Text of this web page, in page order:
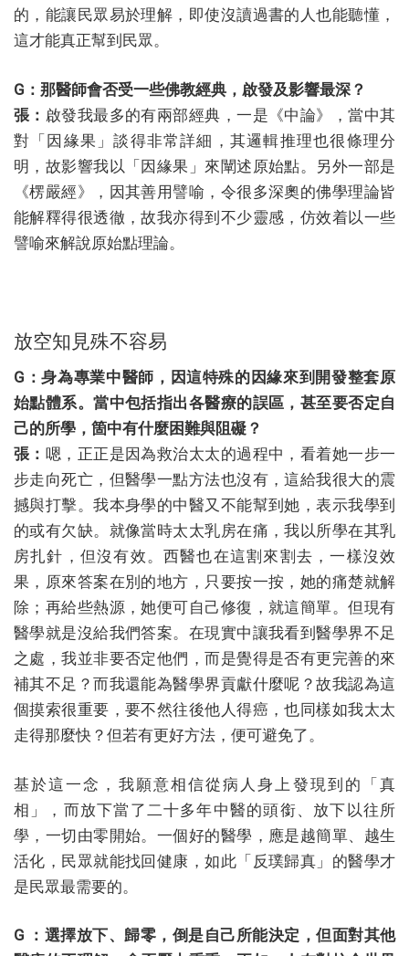
的，能讓民眾易於理解，即使沒讀過書的人也能聽懂，
這才能真正幫到民眾。
G：那醫師會否受一些佛教經典，啟發及影響最深？
張： 啟發我最多的有兩部經典，一是《中論》，當中其
對「因緣果」談得非常詳細，其邏輯推理也很條理分
明，故影響我以「因緣果」來闡述原始點。另外一部是
《楞嚴經》，因其善用譬喻，令很多深奧的佛學理論皆
能解釋得很透徹，故我亦得到不少靈感，仿效着以一些
譬喻來解說原始點理論。
放空知見殊不容易
G：身為專業中醫師，因這特殊的因緣來到開發整套原
始點體系。當中包括指出各醫療的誤區，甚至要否定自
己的所學，箇中有什麼困難與阻礙？
張： 嗯，正正是因為救治太太的過程中，看着她一步一
步走向死亡，但醫學一點方法也沒有，這給我很大的震
撼與打擊。我本身學的中醫又不能幫到她，表示我學到
的或有欠缺。就像當時太太乳房在痛，我以所學在其乳
房扎針，但沒有效。西醫也在這割來割去，一樣沒效
果，原來答案在別的地方，只要按一按，她的痛楚就解
除；再給些熱源，她便可自己修復，就這簡單。但現有
醫學就是沒給我們答案。在現實中讓我看到醫學界不足
之處，我並非要否定他們，而是覺得是否有更完善的來
補其不足？而我還能為醫學界貢獻什麼呢？故我認為這
個摸索很重要，要不然往後他人得癌，也同樣如我太太
走得那麼快？但若有更好方法，便可避免了。
基於這一念，我願意相信從病人身上發現到的「真
相」，而放下當了二十多年中醫的頭銜、放下以往所
學，一切由零開始。一個好的醫學，應是越簡單、越生
活化，民眾就能找回健康，如此「反璞歸真」的醫學才
是民眾最需要的。
G ：選擇放下、歸零，倒是自己所能決定，但面對其他